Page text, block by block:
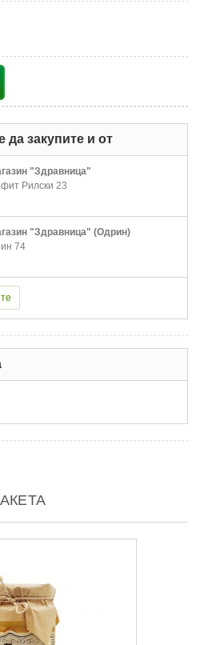
да закупите и от
"Здравница"
Рилски 23
"Здравница" (Одрин)
74